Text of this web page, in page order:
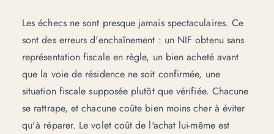
Les échecs ne sont presque jamais spectaculaires. Ce
sont des erreurs d'enchaînement : un NIF obtenu sans
représentation fiscale en règle, un bien acheté avant
que la voie de résidence ne soit confirmée, une
situation fiscale supposée plutôt que vérifiée. Chacune
se rattrape, et chacune coûte bien moins cher à éviter
qu'à réparer. Le volet coût de l'achat lui-même est